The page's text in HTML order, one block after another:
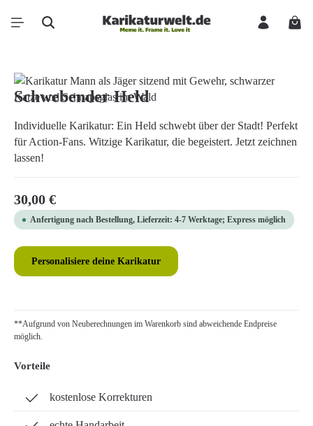
Zum Hauptinhalt springen
Bildergalerie überspringen
Schwebender Held
Individuelle Karikatur: Ein Held schwebt über der Stadt! Perfekt
für Action-Fans. Witzige Karikatur, die begeistert. Jetzt zeichnen
lassen!
Regulärer Preis:
30,00 €
Anfertigung nach Bestellung, Lieferzeit: 4-7 Werktage; Express möglich
Personalisiere deine Karikatur
**Aufgrund von Neuberechnungen im Warenkorb sind abweichende Endpreise
möglich.
Vorteile
kostenlose Korrekturen